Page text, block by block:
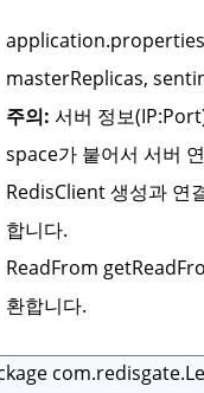
application.properties
masterReplicas,
주의: 서버 정보
space가 붙어서 서버
RedisClient 생성과 연
합니다.
ReadFrom
환합니다.